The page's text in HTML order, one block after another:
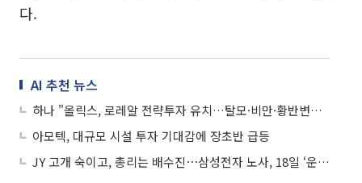
다.
AI 추천 뉴스
하나 "올릭스, 로레알 전략투자 유치…탈모·비만·황반변성 모멘텀 부각"
아모텍, 대규모 시설 투자 기대감에 장초반 급등
JY 고개 숙이고, 총리는 배수진⋯삼성전자 노사, 18일 ‘운명의 담판’